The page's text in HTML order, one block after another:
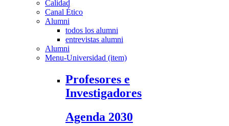
Calidad
Canal Ético
Alumni
todos los alumni
entrevistas alumni
Alumni
Menu-Universidad (item)
Profesores e
Investigadores
Agenda 2030